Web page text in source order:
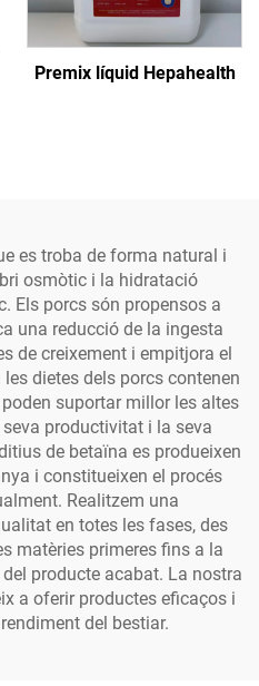
Premix líquid Hepahealth
es troba de forma natural i
osmòtic i la hidratació
Els porcs són propensos a
una reducció de la ingesta
de creixement i empitjora el
dietes dels porcs contenen
suportar millor les altes
productivitat i la seva
de betaïna es produeixen
i constitueixen el procés
Realitzem una
en totes les fases, des
matèries primeres fins a la
producte acabat. La nostra
a oferir productes eficaços i
del bestiar.